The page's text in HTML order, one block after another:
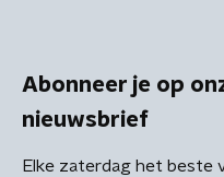
Abonneer je op
nieuwsbrief
Elke zaterdag het beste